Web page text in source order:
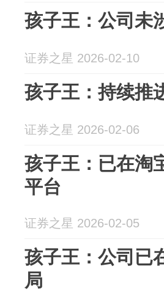
孩子王：公司未
证券之星 2026-02-10
孩子王：持续推
证券之星 2026-02-06
孩子王：已在淘
平台
证券之星 2026-02-05
孩子王：公司已
局